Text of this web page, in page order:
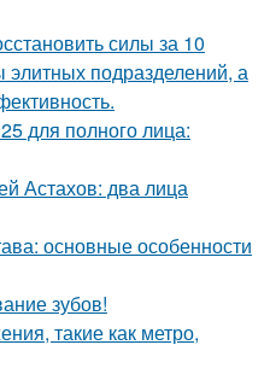
силы за 10
подразделений, а
для полного лица:
Астахов: два лица
основные особенности
зубов!
такие как метро,